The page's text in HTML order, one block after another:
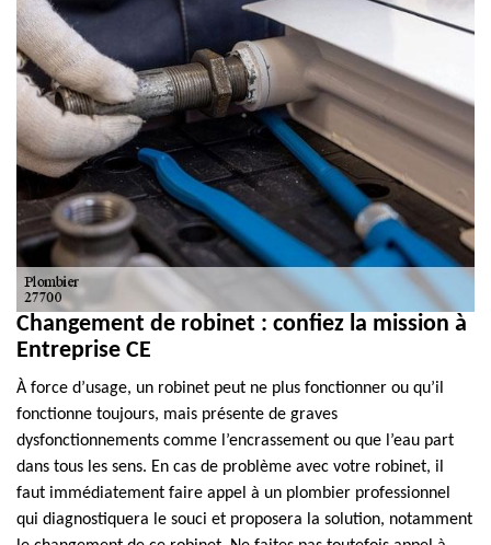
Changement de robinet : confiez la mission à
Entreprise CE
À force d’usage, un robinet peut ne plus fonctionner ou qu’il
fonctionne toujours, mais présente de graves
dysfonctionnements comme l’encrassement ou que l’eau part
dans tous les sens. En cas de problème avec votre robinet, il
faut immédiatement faire appel à un plombier professionnel
qui diagnostiquera le souci et proposera la solution, notamment